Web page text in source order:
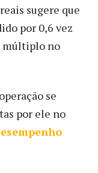
sugere que
por 0,6 vez
múltiplo no
se
por ele no